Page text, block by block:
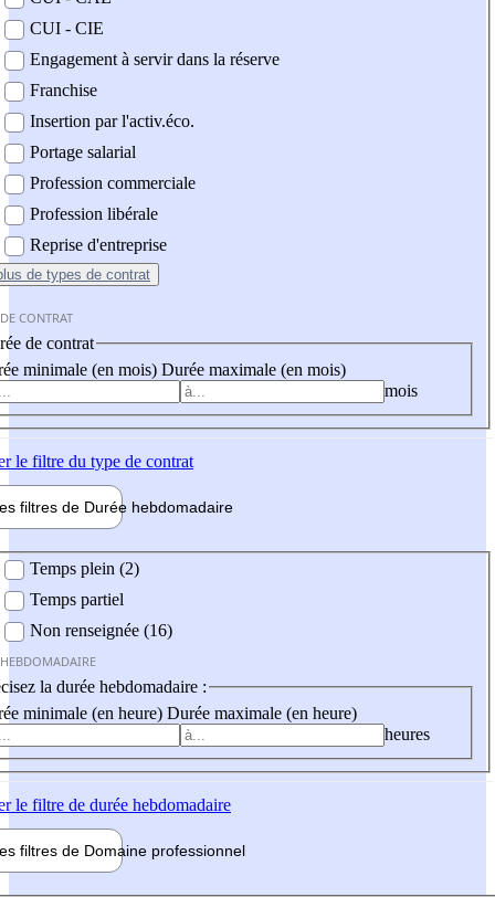
CUI - CIE
Engagement à servir dans la réserve
Franchise
Insertion par l'activ.éco.
Portage salarial
Profession commerciale
Profession libérale
Reprise d'entreprise
de types de contrat
CONTRAT
de contrat
minimale (en mois) Durée maximale (en mois)
mois
le filtre du type de contrat
filtres de Durée hebdomadaire
Temps plein (2)
Temps partiel
Non renseignée (16)
la durée hebdomadaire :
minimale (en heure) Durée maximale (en heure)
heures
le filtre de durée hebdomadaire
filtres de Domaine professionnel